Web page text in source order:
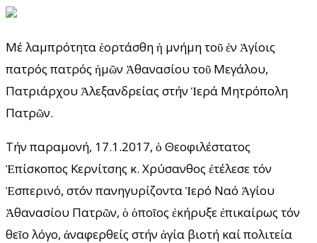
Μέ λαμπρότητα ἑορτάσθη ἡ μνήμη τοῦ ἐν Ἁγίοις
πατρός πατρός ἡμῶν Ἀθανασίου τοῦ Μεγάλου,
Πατριάρχου Ἀλεξανδρείας στήν Ἱερά Μητρόπολη
Πατρῶν.
Τήν παραμονή, 17.1.2017, ὁ Θεοφιλέστατος
Ἐπίσκοπος Κερνίτσης κ. Χρύσανθος ἐτέλεσε τόν
Ἐσπερινό, στόν πανηγυρίζοντα Ἱερό Ναό Ἁγίου
Ἀθανασίου Πατρῶν, ὁ ὁποῖος ἐκήρυξε ἐπικαίρως τόν
θεῖο λόγο, ἀναφερθείς στήν ἁγία βιοτή καί πολιτεία